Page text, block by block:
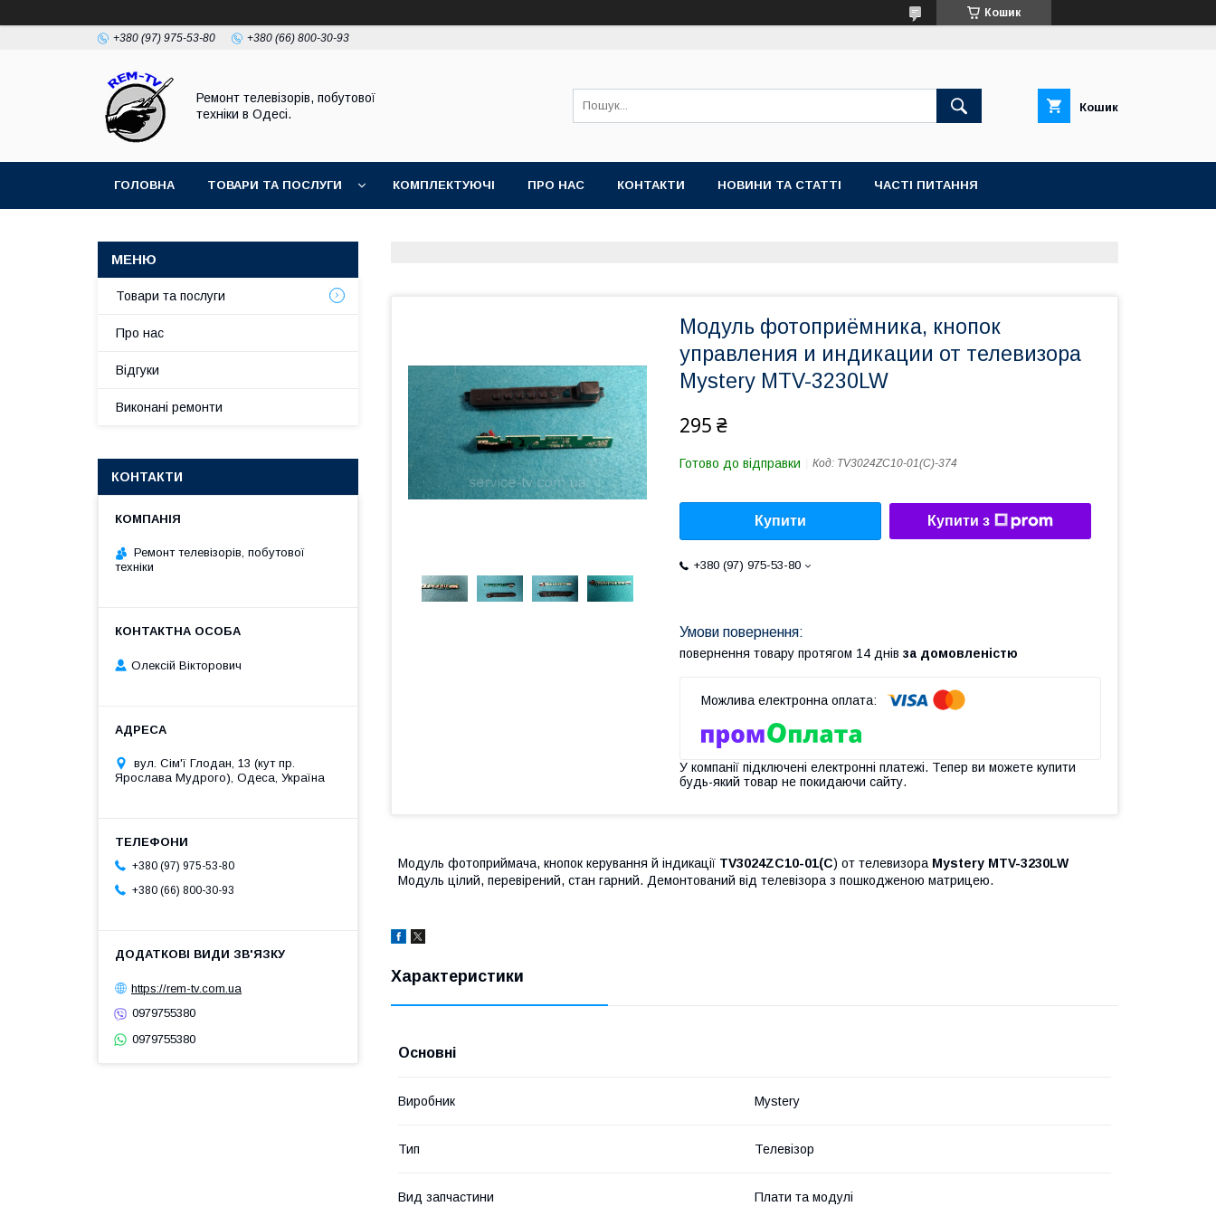
Кошик
+380 (97) 975-53-80 +380 (66) 800-30-93
Ремонт телевізорів, побутової
техніки в Одесі.
Кошик
ГОЛОВНА ТОВАРИ ТА ПОСЛУГИ КОМПЛЕКТУЮЧІ ПРО НАС КОНТАКТИ НОВИНИ ТА СТАТТІ ЧАСТІ ПИТАННЯ
Модуль фотоприёмника, кнопок
управления и индикации от телевизора
Mystery MTV-3230LW
295 ₴
Готово до відправки Код: TV3024ZC10-01(C)-374
Купити Купити з
+380 (97) 975-53-80
повернення товару протягом 14 днів за домовленістю
У компанії підключені електронні платежі. Тепер ви можете купити
будь-який товар не покидаючи сайту.
Модуль фотоприймача, кнопок керування й індикації TV3024ZC10-01(C) от телевизора Mystery MTV-3230LW
Модуль цілий, перевірений, стан гарний. Демонтований від телевізора з пошкодженою матрицею.
Характеристики
Основні
Виробник Mystery
Тип Телевізор
Вид запчастини Плати та модулі
Товари та послуги
Про нас
Відгуки
Виконані ремонти
КОНТАКТИ
Ремонт телевізорів, побутової
техніки
Олексій Вікторович
вул. Сім'ї Глодан, 13 (кут пр.
Ярослава Мудрого), Одеса, Україна
+380 (97) 975-53-80
+380 (66) 800-30-93
https://rem-tv.com.ua
0979755380
0979755380